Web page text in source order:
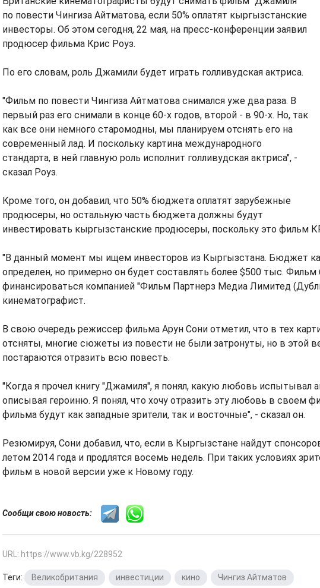
по повести Чингиза Айтматова, если 50% оплатят кыргызстанские
инвесторы. Об этом сегодня, 22 мая, на пресс-конференции заявил
продюсер фильма Крис Роуз.
По его словам, роль Джамили будет играть голливудская актриса.
"Фильм по повести Чингиза Айтматова снимался уже два раза. В
первый раз его снимали в конце 60-х годов, второй - в 90-х. Но, так
как все они немного старомодны, мы планируем отснять его на
современный лад. И поскольку картина международного
стандарта, в ней главную роль исполнит голливудская актриса", -
сказал Роуз.
Кроме того, он добавил, что 50% бюджета оплатят зарубежные
продюсеры, но остальную часть бюджета должны будут
инвестировать кыргызстанские продюсеры, поскольку это фильм
"В данный момент мы ищем инвесторов из Кыргызстана. Бюджет
определен, но примерно он будет составлять более $500 тыс. Фильм
финансироваться компанией "Фильм Партнерз Медиа Лимитед
кинематографист.
В свою очередь режиссер фильма Арун Сони отметил, что в тех
отсняты, многие сюжеты из повести не были затронуты, но в этой
постараются отразить всю повесть.
"Когда я прочел книгу "Джамиля", я понял, какую любовь испытывал
описывая героиню. Я понял, что хочу отразить эту любовь в своем
фильма будут как западные зрители, так и восточные", - сказал он.
Резюмируя, Сони добавил, что, если в Кыргызстане найдут
летом 2014 года и продлятся восемь недель. При таких условиях
фильм в новой версии уже к Новому году.
Сообщи свою новость:
URL: https://www.vb.kg/228952
Теги: Великобритания инвестиции кино Чингиз Айтматов